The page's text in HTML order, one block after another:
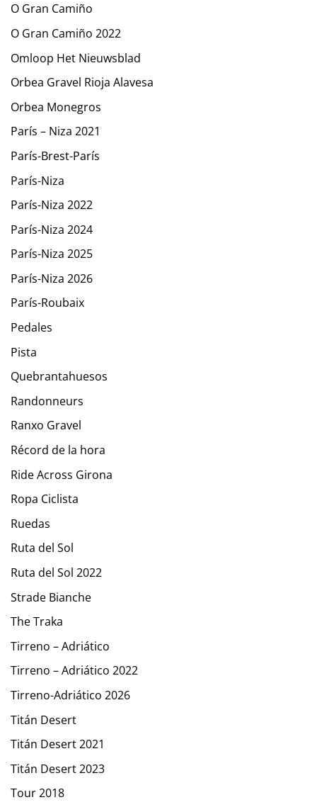
O Gran Camiño
O Gran Camiño 2022
Omloop Het Nieuwsblad
Orbea Gravel Rioja Alavesa
Orbea Monegros
París – Niza 2021
París-Brest-París
París-Niza
París-Niza 2022
París-Niza 2024
París-Niza 2025
París-Niza 2026
París-Roubaix
Pedales
Pista
Quebrantahuesos
Randonneurs
Ranxo Gravel
Récord de la hora
Ride Across Girona
Ropa Ciclista
Ruedas
Ruta del Sol
Ruta del Sol 2022
Strade Bianche
The Traka
Tirreno – Adriático
Tirreno – Adriático 2022
Tirreno-Adriático 2026
Titán Desert
Titán Desert 2021
Titán Desert 2023
Tour 2018